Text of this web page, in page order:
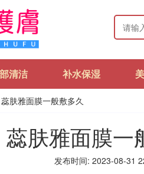
清洁 补水保湿
肤雅面膜一般敷多久
蕊肤雅面膜一
发布时间: 2023-08-31